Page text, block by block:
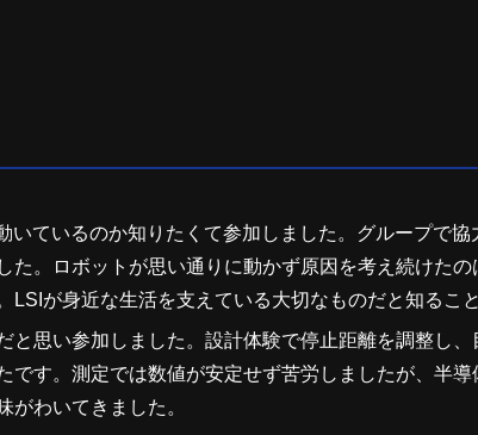
いているのか知りたくて参加しました。グループで協
た。ロボットが思い通りに動かず原因を考え続けたの
が身近な生活を支えている大切なものだと知るこ
と思い参加しました。設計体験で停止距離を調整し、
です。測定では数値が安定せず苦労しましたが、半導
がわいてきました。